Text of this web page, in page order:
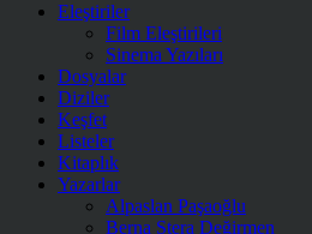
Eleştiriler
Film Eleştirileri
Sinema Yazıları
Dosyalar
Diziler
Keşfet
Listeler
Kitaplık
Yazarlar
Alpaslan Paşaoğlu
Berna Stera Değirmen